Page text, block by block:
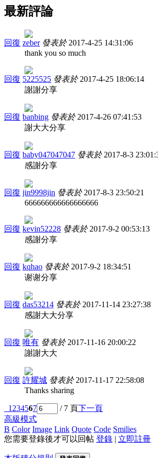
最新評論
回復 zeber發表於 2017-4-25 14:31:06
thank you so much
回復 5225525 發表於 2017-4-25 18:06:14
謝謝分享
回復 banbing 發表於 2017-4-26 07:41:53
謝大大分享
回復 baby047047047 發表於 2017-8-3
感謝分享
回復 jin9998jin 發表於 2017-8-3 23:50:21
666666666666666666
回復 kevin52228 發表於 2017-9-2 00:53:13
感謝分享
回復 kqhao 發表於 2017-9-2 18:34:51
谢谢分享
回復 das53214 發表於 2017-11-14 23:27:38
感謝大大分享
回復 唯有 發表於 2017-11-16 20:00:22
謝謝大大
回復 許耀城 發表於 2017-11-17 22:58:08
Thanks sharing
1 234567 / 7 頁下一頁
高級模式
B Color Image Link Quote Code Smilies
您需要登錄後才可以回帖 登錄 | 立即註冊